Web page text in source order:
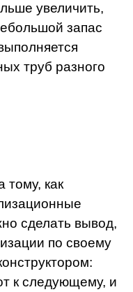
увеличить,
запас
труб разного
тому, как
сделать вывод,
по своему
к следующему, и